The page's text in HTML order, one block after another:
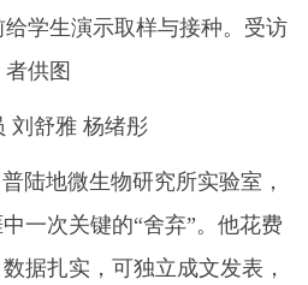
学生演示取样与接种。受访
者供图
刘舒雅 杨绪彤
陆地微生物研究所实验室，
一次关键的“舍弃”。他花费
据扎实，可独立成文发表，